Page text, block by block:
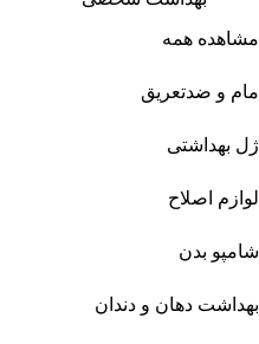
مشاهده همه
مام و ضدتعریق
ژل بهداشتی
لوازم اصلاح
شامپو بدن
بهداشت دهان و دندان